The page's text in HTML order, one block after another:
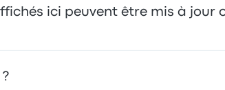
ici peuvent être mis à jour